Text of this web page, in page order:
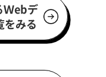
Ｗebデ
をみる